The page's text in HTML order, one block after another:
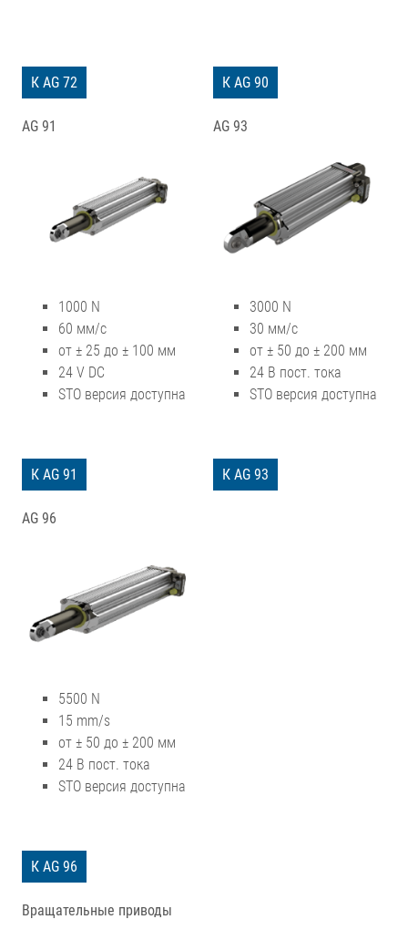
К AG 72 К AG 90
AG 91
1000 N
60 мм/с
от ± 25 до ± 100 мм
24 V DC
STO версия доступна
К AG 91
AG 93
3000 N
30 мм/с
от ± 50 до ± 200 мм
24 В пост. тока
STO версия доступна
К AG 93
AG 96
5500 N
15 mm/s
от ± 50 до ± 200 мм
24 В пост. тока
STO версия доступна
К AG 96
Вращательные приводы